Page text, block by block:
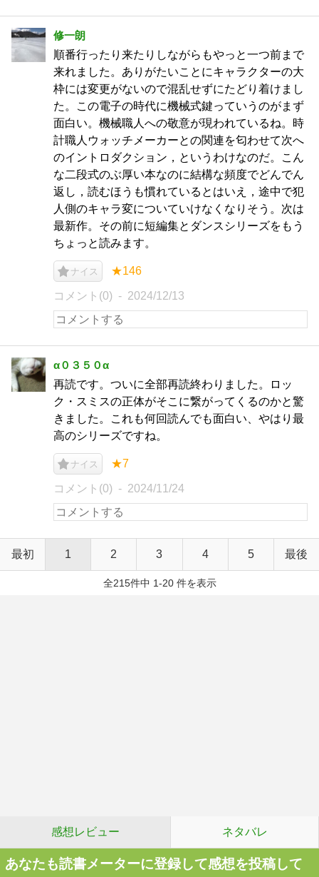
修一朗
順番行ったり来たりしながらもやっと一つ前まで
来れました。ありがたいことにキャラクターの大
枠には変更がないので混乱せずにたどり着けまし
た。この電子の時代に機械式鍵っていうのがまず
面白い。機械職人への敬意が現われているね。時
計職人ウォッチメーカーとの関連を匂わせて次へ
のイントロダクション，というわけなのだ。こん
な二段式のぶ厚い本なのに結構な頻度でどんでん
返し，読むほうも慣れているとはいえ，途中で犯
人側のキャラ変についていけなくなりそう。次は
最新作。その前に短編集とダンスシリーズをもう
ちょっと読みます。
ナイス ★146
コメント(0) 2024/12/13
α０３５０α
再読です。ついに全部再読終わりました。ロッ
ク・スミスの正体がそこに繋がってくるのかと驚
きました。これも何回読んでも面白い、やはり最
高のシリーズですね。
ナイス ★7
コメント(0) 2024/11/24
最初 1 2 3 4 5 最後
全215件中 1-20 件を表示
感想レビュー ネタバレ
あなたも読書メーターに登録して感想を投稿して